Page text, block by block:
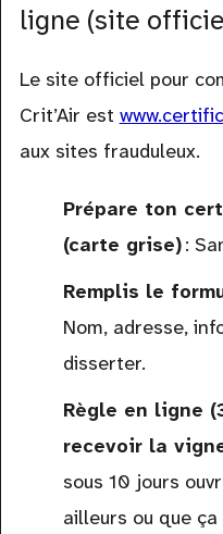
ligne (site
Le site officiel pour
Crit’Air est
aux sites frauduleux.
Prépare ton
(carte grise):
Remplis le
Nom, adresse,
disserter.
Règle en ligne
recevoir la
sous 10 jours
ailleurs ou que